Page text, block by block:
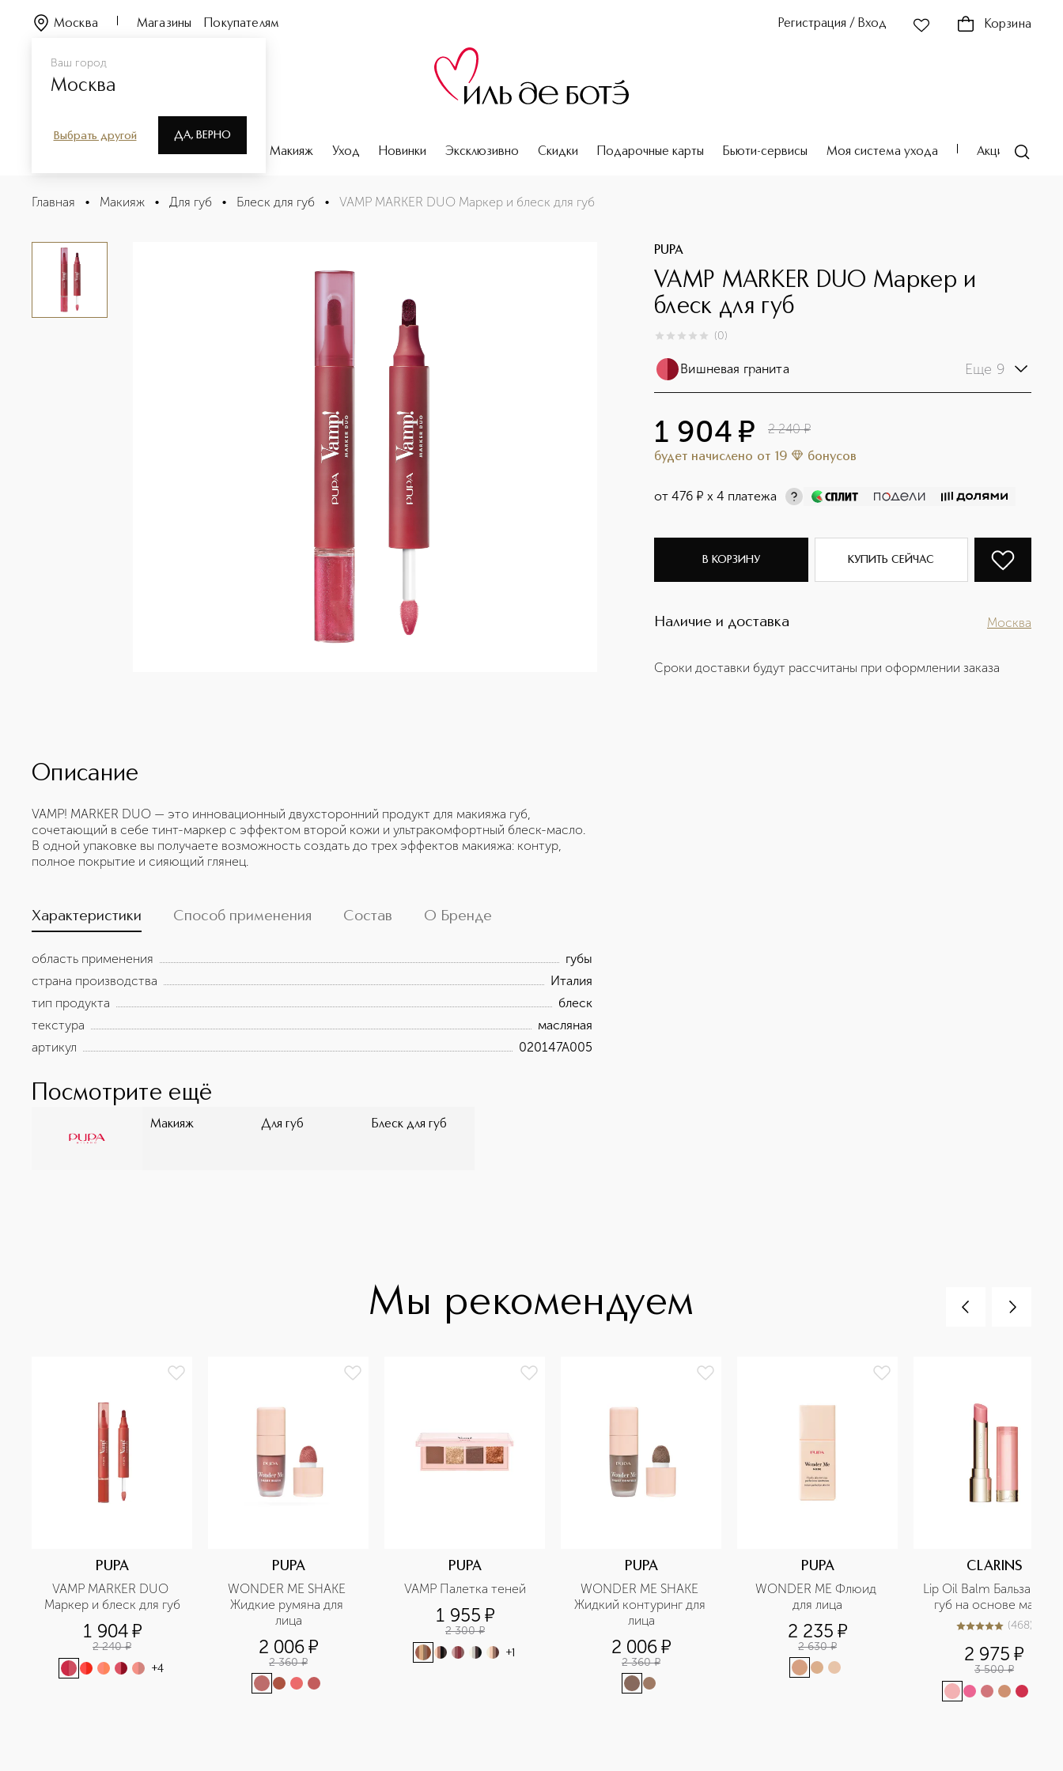
Ваш город
Москва
Выбрать другой ДА, ВЕРНО
Москва Магазины Покупателям Регистрация / Вход Корзина
Парфюмерия Макияж Уход Новинки Эксклюзивно Скидки Подарочные карты Бьюти-сервисы Моя система ухода Акции
VAMP MARKER DUO Маркер и блеск для губ
Описание
Главная • Макияж • Для губ • Блеск для губ • VAMP MARKER DUO Маркер и блеск для губ
PUPA
VAMP MARKER DUO Маркер и
блеск для губ
0из 0 (0)
Вишневая гранита Еще 9
1 904 ¤ 2 240 ¤
будет начислено от 19 бонусов
от476 ¤ х 4 платежа
В КОРЗИНУ КУПИТЬ СЕЙЧАС
Наличие и доставка Москва
Сроки доставки будут рассчитаны при оформлении заказа
Описание
VAMP! MARKER DUO — это инновационный двухсторонний продукт для макияжа губ,
сочетающий в себе тинт-маркер с эффектом второй кожи и ультракомфортный блеск-масло.
В одной упаковке вы получаете возможность создать до трех эффектов макияжа: контур,
полное покрытие и сияющий глянец.
Характеристики Способ применения Состав О Бренде
область применения
губы
страна производства
Италия
тип продукта
блеск
текстура
масляная
артикул
020147A005
Посмотрите ещё
Макияж Для губ Блеск для губ
Мы рекомендуем
PUPA
VAMP MARKER DUO
Маркер и блеск для губ
1 904¤
2 240 ¤
+4
PUPA
WONDER ME SHAKE
Жидкие румяна для
лица
2 006¤
2 360 ¤
PUPA
VAMP Палетка теней
1 955 ¤
2 300 ¤
+1
PUPA
WONDER ME SHAKE
Жидкий контуринг для
лица
2 006¤
2 360 ¤
PUPA
WONDER ME Флюид
для лица
2 235 ¤
2 630 ¤
CLARINS
Lip Oil Balm Бальзам для
губ на основе масел
4.9из5468 (468)
2 975 ¤
3 500 ¤